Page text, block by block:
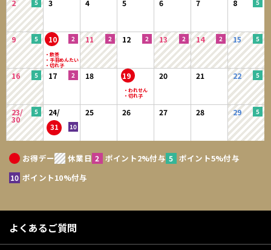
2 3 4 5 6 7 8
9 10 11 12 13 14 15
16 17 18 19 20 21 22
23/
30
24/
31
25 26 27 28 29
お得デー 休業日 ポイント2%付与
ポイント5%付与
ポイント10%付与
よくあるご質問